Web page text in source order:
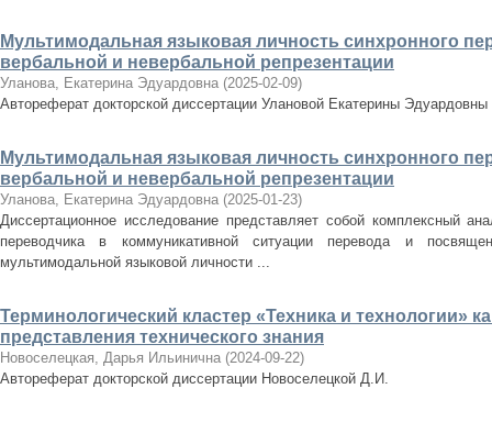
Мультимодальная языковая личность синхронного
вербальной и невербальной репрезентации
Уланова, Екатерина Эдуардовна (2025-02-09)
Автореферат докторской диссертации Улановой Екатерины Эдуардовны
Мультимодальная языковая личность синхронного
вербальной и невербальной репрезентации
Уланова, Екатерина Эдуардовна (2025-01-23)
Диссертационное исследование представляет собой комплексный
переводчика в коммуникативной ситуации перевода и
мультимодальной языковой личности ...
Терминологический кластер «Техника и технологии»
представления технического знания
Новоселецкая, Дарья Ильинична (2024-09-22)
Автореферат докторской диссертации Новоселецкой Д.И.